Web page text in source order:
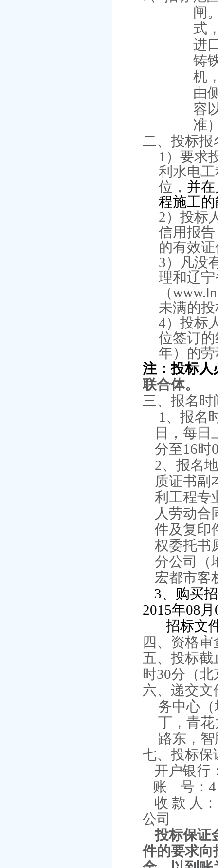
闸
式
进
铸
机
由
容
准
二、投标报
1 ）要求
利水电
位， 并
程施工
2）投标
信用报
的有效
3）凡没
理和辽
（
未满的
4）投标
位签订
年）的
注：投标人
联合体。
三、报名
1 、报名
日
，每日
分至16时
2、报名
质证书副
利工程专
人劳动合
件及复印
权委托书
分公司（
宏都市客
3、购买
2015年08月
招标文
四、资格
五、投标截
时30分（北
六、递交文
务中心
丁，青
路东，
七、投标保
开户银行
账
号：
收 款 人
公司
投标保证
件的要求向